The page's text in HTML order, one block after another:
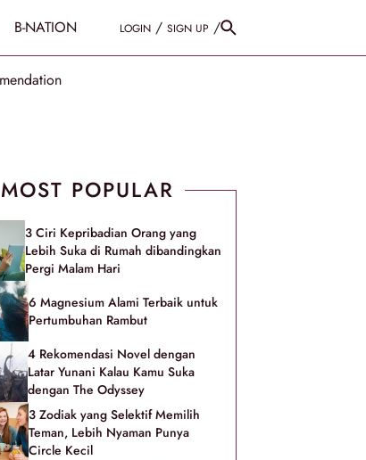
B-NATION LOGIN / SIGN UP /
MOST POPULAR
3 Ciri Kepribadian Orang yang
Lebih Suka di Rumah dibandingkan
Pergi Malam Hari
6 Magnesium Alami Terbaik untuk
Pertumbuhan Rambut
4 Rekomendasi Novel dengan
Latar Yunani Kalau Kamu Suka
dengan The Odyssey
3 Zodiak yang Selektif Memilih
Teman, Lebih Nyaman Punya
Circle Kecil